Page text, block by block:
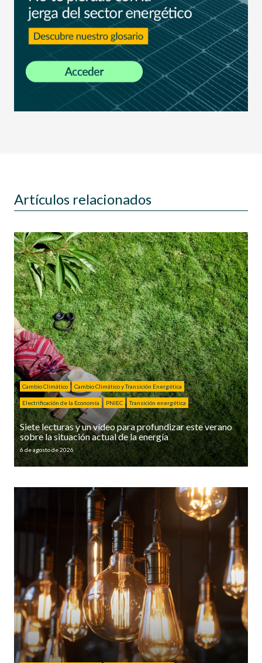
Artículos relacionados
Cambio Climático Cambio Climático y Transición Energética
Electrificación de la Economía PNIEC Transición energética
Siete lecturas y un vídeo para profundizar este verano
sobre la situación actual de la energía
6 de agosto de 2026